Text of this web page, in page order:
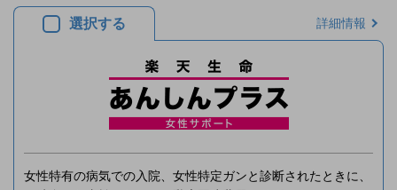
選択する 詳細情報
女性特有の病気での入院、女性特定ガンと診断されたときに、